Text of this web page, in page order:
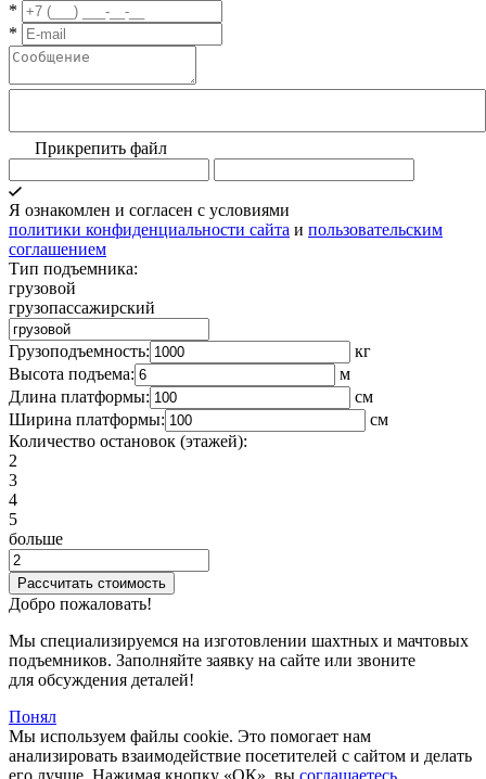
*
*
Прикрепить файл
Я ознакомлен и согласен с условиями
политики конфиденциальности сайта и пользовательским
соглашением
Тип подъемника:
грузовой
грузопассажирский
Грузоподъемность:
кг
Высота подъема:
м
Длина платформы:
cм
Ширина платформы:
см
Количество остановок (этажей):
2
3
4
5
больше
Добро пожаловать!
Мы специализируемся на изготовлении шахтных и мачтовых
подъемников. Заполняйте заявку на сайте или звоните
для обсуждения деталей!
Понял
Мы используем файлы cookie. Это помогает нам
анализировать взаимодействие посетителей с сайтом и делать
его лучше. Нажимая кнопку «ОК», вы соглашаетесь